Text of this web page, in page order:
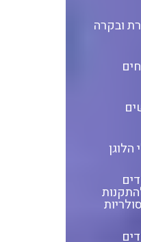
ובקרה
הלוגן